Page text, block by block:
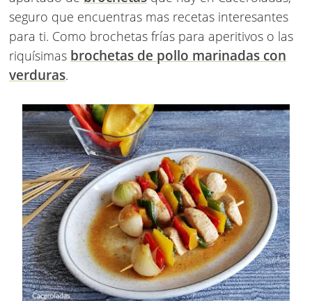
seguro que encuentras mas recetas interesantes
para ti. Como brochetas frías para aperitivos o las
riquísimas brochetas de pollo marinadas con
verduras.